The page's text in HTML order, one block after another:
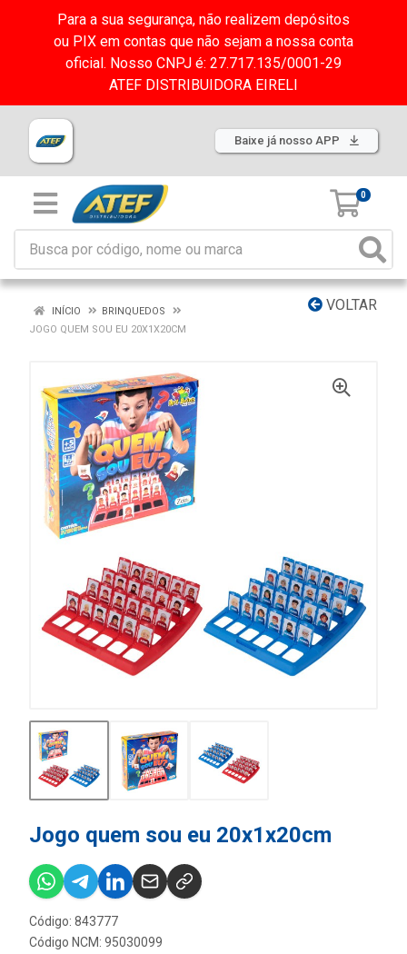
Para a sua segurança, não realizem depósitos
ou PIX em contas que não sejam a nossa conta
oficial. Nosso CNPJ é: 27.717.135/0001-29
ATEF DISTRIBUIDORA EIRELI
Baixe já nosso APP
0
VOLTAR
INÍCIO
BRINQUEDOS
JOGO QUEM SOU EU 20X1X20CM
Jogo quem sou eu 20x1x20cm
Código: 843777
Código NCM: 95030099